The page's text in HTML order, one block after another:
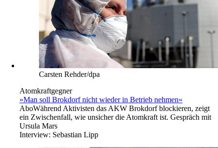
Carsten Rehder/dpa
Atomkraftgegner
»Man soll Brokdorf nicht wieder in Betrieb nehmen«
AboWährend Aktivisten das AKW Brokdorf blockieren, zeigt
ein Zwischenfall, wie unsicher die Atomkraft ist. Gespräch mit
Ursula Mars
Interview: Sebastian Lipp